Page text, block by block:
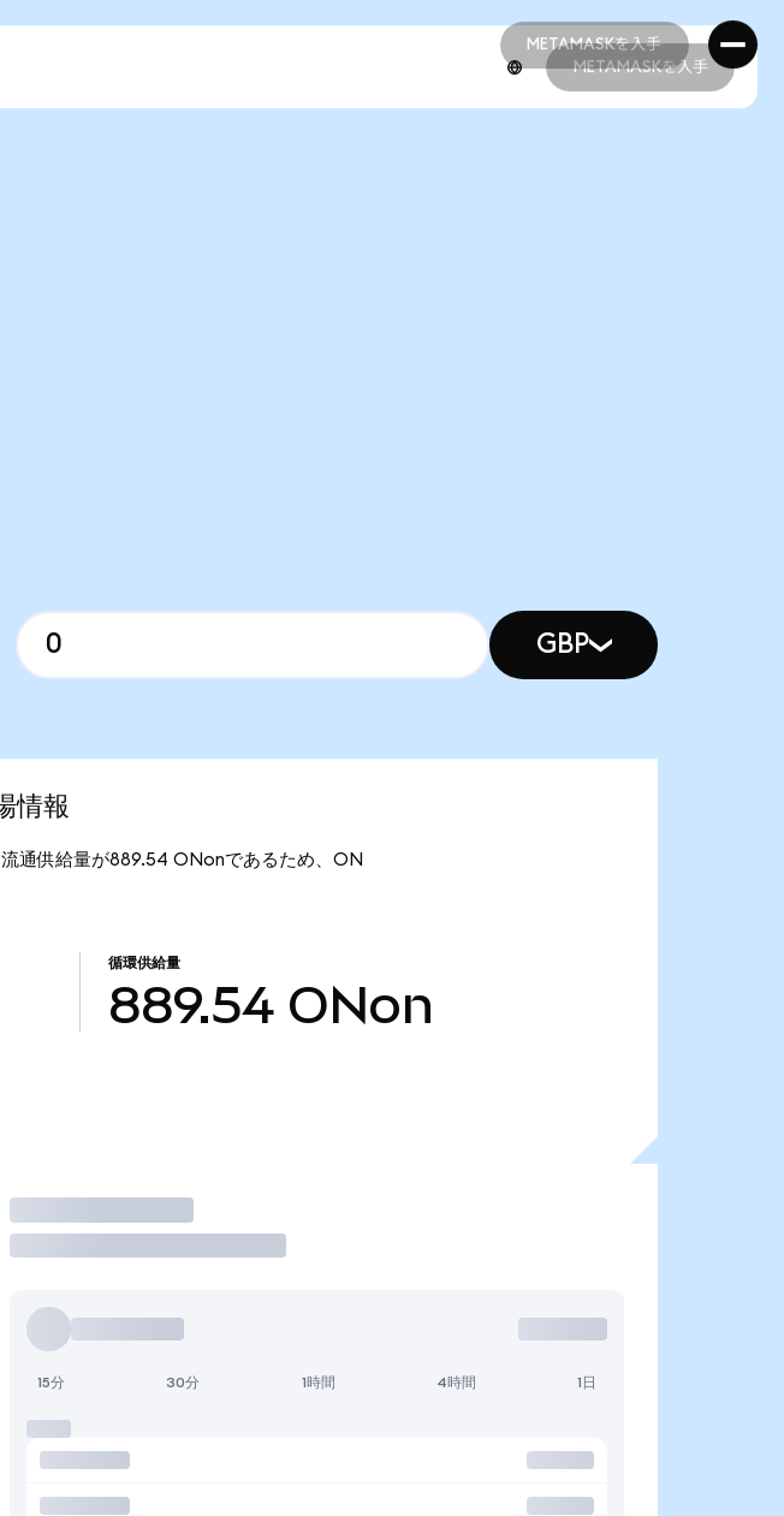
METAMASKを入手
METAMASKを入手
METAMASKを入手
GBP
報
通供給量が889.54 ONonであるため、ON
循環供給量
889.54 ONon
取引
15分 30分 1時間 4時間 1日